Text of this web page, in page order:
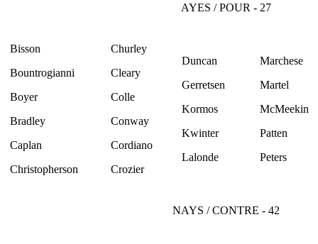
AYES / POUR - 27
Bisson
Bountrogianni
Boyer
Bradley
Caplan
Christopherson
Churley
Cleary
Colle
Conway
Cordiano
Crozier
Duncan
Gerretsen
Kormos
Kwinter
Lalonde
Marchese
Martel
McMeekin
Patten
Peters
NAYS / CONTRE - 42